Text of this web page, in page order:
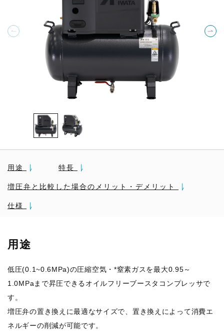
用途 特長
増圧弁と比較した場合のメリット・デメリット
仕様
用途
低圧(0.1~0.6MPa)の圧縮空気・*窒素ガスを最大0.95～
1.0MPaまで昇圧できるオイルフリーブースタコンプレッサで
す。
増圧弁の置き換えに最適なサイズで、置き換えによって消費エ
ネルギーの削減が可能です。